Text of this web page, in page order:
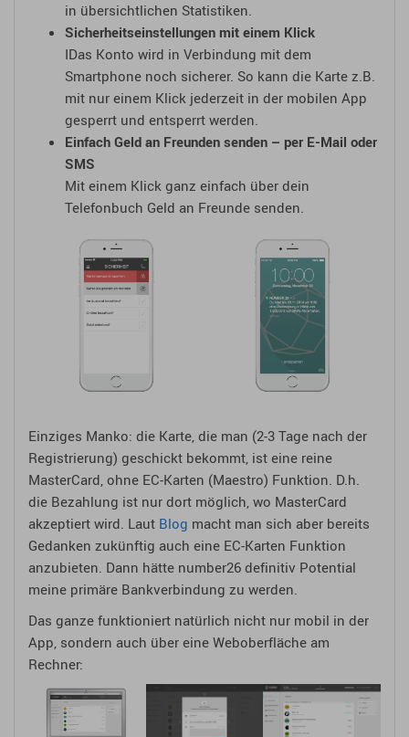
in übersichtlichen Statistiken.
Sicherheitseinstellungen mit einem Klick
IDas Konto wird in Verbindung mit dem
Smartphone noch sicherer. So kann die Karte z.B.
mit nur einem Klick jederzeit in der mobilen App
gesperrt und entsperrt werden.
Einfach Geld an Freunden senden – per E-Mail oder
SMS
Mit einem Klick ganz einfach über dein
Telefonbuch Geld an Freunde senden.
Einziges Manko: die Karte, die man (2-3 Tage nach der
Registrierung) geschickt bekommt, ist eine reine
MasterCard, ohne EC-Karten (Maestro) Funktion. D.h.
die Bezahlung ist nur dort möglich, wo MasterCard
akzeptiert wird. Laut Blog macht man sich aber bereits
Gedanken zukünftig auch eine EC-Karten Funktion
anzubieten. Dann hätte number26 definitiv Potential
meine primäre Bankverbindung zu werden.
Das ganze funktioniert natürlich nicht nur mobil in der
App, sondern auch über eine Weboberfläche am
Rechner: